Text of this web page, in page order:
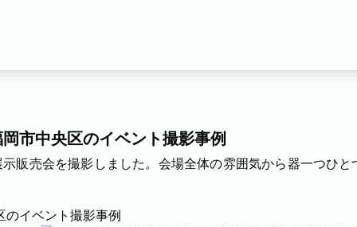
だけます。
で、スムーズにご利用いただけます。
市中央区のイベント撮影事例
販売会を撮影しました。会場全体の雰囲気から器一つひ